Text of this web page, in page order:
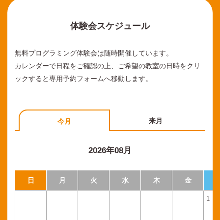
体験会スケジュール
無料プログラミング体験会は随時開催しています。
カレンダーで日程をご確認の上、ご希望の教室の日時をクリ
ックすると専用予約フォームへ移動します。
今月 来月
2026年08月
日 月 火 水 木 金
1